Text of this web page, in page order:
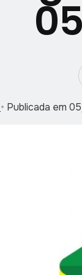
• Publicada em